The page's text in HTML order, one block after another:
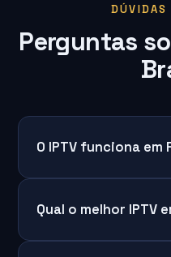
DÚVIDAS
Perguntas
O IPTV funciona em
Qual o melhor IPTV